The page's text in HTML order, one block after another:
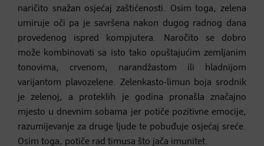
naričito snažan osjećaj zaštićenosti. Osim toga, zelena
umiruje oči pa je savršena nakon dugog radnog dana
provedenog ispred kompjutera. Naročito se dobro
može kombinovati sa isto tako opuštajućim zemljanim
tonovima, crvenom, narandžastom ili hladnijom
varijantom plavozelene. Zelenkasto-limun boja srodnik
je zelenoj, a proteklih je godina pronašla značajno
mjesto u dnevnim sobama jer potiče pozitivne emocije,
razumijevanje za druge ljude te pobuđuje osjećaj sreće.
Osim toga, potiče rad timusa što jača imunitet.